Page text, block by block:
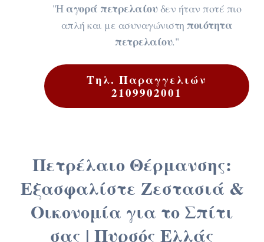
"Η αγορά πετρελαίουδεν ήταν ποτέ πιο
απλή και με ασυναγώνιστη ποιότητα
πετρελαίου."
Τηλ. Παραγγελιών
2109902001
Πετρέλαιο Θέρμανσης:
Εξασφαλίστε Ζεστασιά &
Οικονομία για το Σπίτι
σας | Πυρσός Ελλάς